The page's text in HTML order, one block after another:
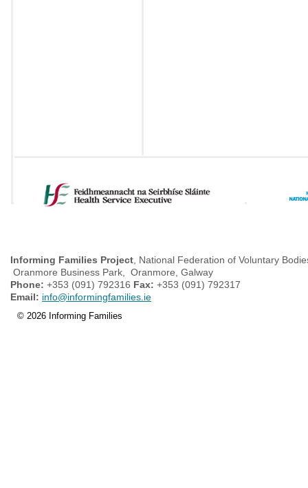
Informing Families Project , National Federation of Voluntary
Oranmore Business Park, Oranmore, Galway
Phone: +353 (091) 792316 Fax: +353 (091) 792317
Email: info@informingfamilies.ie
© 2026 Informing Families